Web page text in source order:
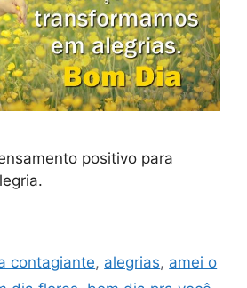
positivo para
contagiante, alegrias, amei o